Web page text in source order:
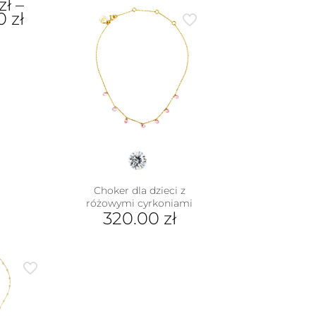
zł–
zł
Choker dla dzieci z
różowymi cyrkoniami
320.00 zł